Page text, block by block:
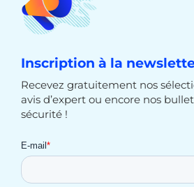
Inscription à la
Recevez gratuitement nos
avis d’expert ou encore nos
sécurité !